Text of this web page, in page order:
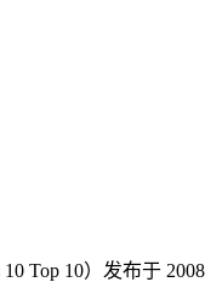
Top 10）发布于 2008